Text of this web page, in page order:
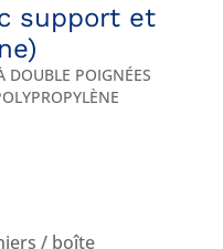
support et
DOUBLE POIGNÉES
/ boîte